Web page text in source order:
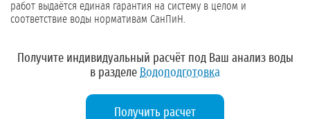
работ выдаётся единая гарантия на систему в целом и
соответствие воды нормативам СанПиН.
Получите индивидуальный расчёт под Ваш анализ воды
в разделе Водоподготовка
Получить расчет